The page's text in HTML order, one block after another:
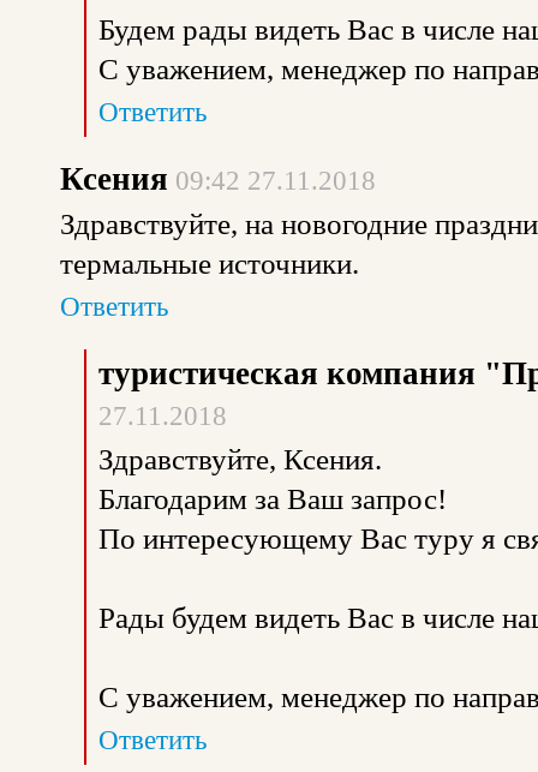
Будем рады видеть Вас в числе
С уважением, менеджер по
Ответить
Ксения 09:42 27.11.2018
Здравствуйте, на новогодние
термальные источники.
Ответить
туристическая компания
27.11.2018
Здравствуйте, Ксения.
Благодарим за Ваш запрос!
По интересующему Вас туру я
Рады будем видеть Вас в числе
С уважением, менеджер по
Ответить